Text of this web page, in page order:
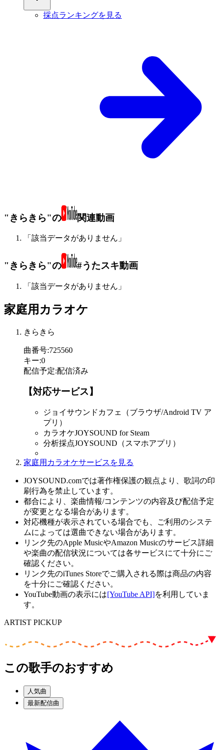
採点ランキングを見る
"きらきら"の 関連動画
「該当データがありません」
"きらきら"の #うたスキ動画
「該当データがありません」
家庭用カラオケ
きらきら
曲番号:725560
キー:0
配信予定:配信済み
【対応サービス】
ジョイサウンドカフェ（ブラウザ/Android TV ア
プリ）
カラオケJOYSOUND for Steam
分析採点JOYSOUND（スマホアプリ）
家庭用カラオケサービスを見る
JOYSOUND.comでは著作権保護の観点より、歌詞の印
刷行為を禁止しています。
都合により、楽曲情報/コンテンツの内容及び配信予定
が変更となる場合があります。
対応機種が表示されている場合でも、ご利用のシステ
ムによっては選曲できない場合があります。
リンク先のApple MusicやAmazon Musicのサービス詳細
や楽曲の配信状況については各サービスにて十分にご
確認ください。
リンク先のiTunes Storeでご購入される際は商品の内容
を十分にご確認ください。
YouTube動画の表示には[YouTube API]を利用していま
す。
ARTIST PICKUP
この歌手のおすすめ
人気曲
最新配信曲